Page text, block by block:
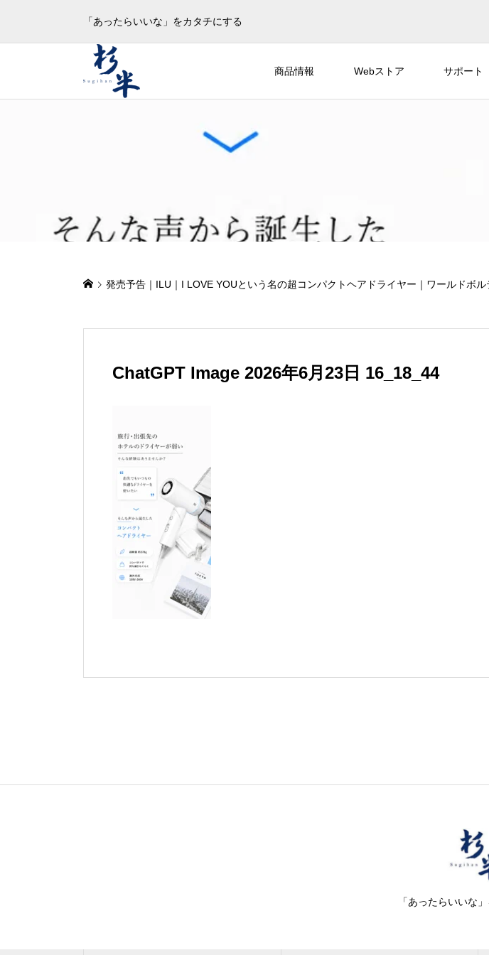
「あったらいいな」をカタチにする
商品情報 Webストア サポート
発売予告｜ILU｜I LOVE YOUという名の超コンパクトヘアドライヤー｜ワールドボ
ChatGPT Image 2026年6月23日 16_18_44
「あったらいいな